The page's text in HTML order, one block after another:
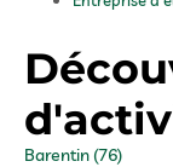
Barentin (76)